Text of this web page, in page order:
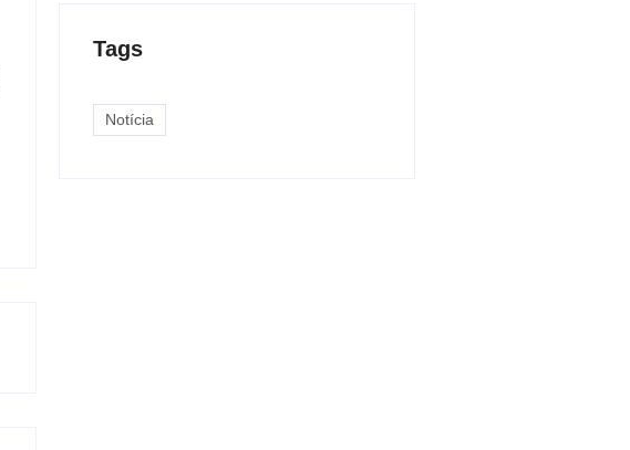
Tags
Notícia